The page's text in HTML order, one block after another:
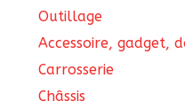
Outillage
Accessoire, gadget,
Carrosserie
Châssis